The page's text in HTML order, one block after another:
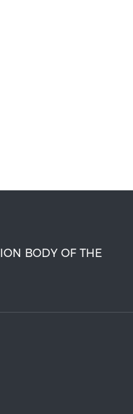
BODY OF THE